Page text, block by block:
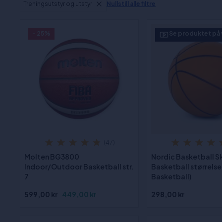
Molten BG3800
Indoor/Outdoor Basketball str.
7
599,00 kr 449,00 kr
Se produktet på
Nordic Basketball
Basketball
Basketball)
298,00 kr
Treningsutstyr og utstyr